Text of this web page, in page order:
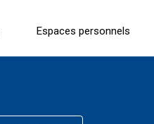
Espaces personnels